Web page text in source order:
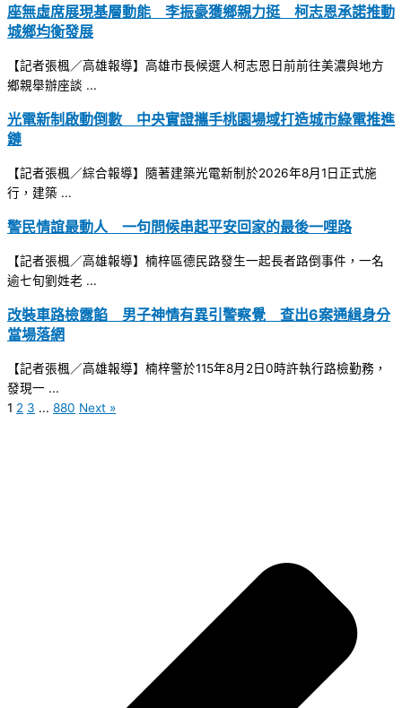
座無虛席展現基層動能 李振豪獲鄉親力挺 柯志恩承諾推動
城鄉均衡發展
【記者張楓／高雄報導】高雄市長候選人柯志恩日前前往美濃與地方
鄉親舉辦座談 ...
光電新制啟動倒數 中央實證攜手桃園場域打造城市綠電推進
鏈
【記者張楓／綜合報導】隨著建築光電新制於2026年8月1日正式施
行，建築 ...
警民情誼最動人 一句問候串起平安回家的最後一哩路
【記者張楓／高雄報導】楠梓區德民路發生一起長者路倒事件，一名
逾七旬劉姓老 ...
改裝車路檢露餡 男子神情有異引警察覺 查出6案通緝身分
當場落網
【記者張楓／高雄報導】楠梓警於115年8月2日0時許執行路檢勤務，
發現一 ...
1 2 3 ... 880 Next »